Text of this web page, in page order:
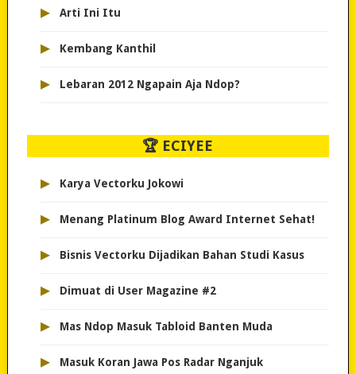
▸ Arti Ini Itu
▸ Kembang Kanthil
▸ Lebaran 2012 Ngapain Aja Ndop?
🏆 ECIYEE
▸ Karya Vectorku Jokowi
▸ Menang Platinum Blog Award Internet Sehat!
▸ Bisnis Vectorku Dijadikan Bahan Studi Kasus
▸ Dimuat di User Magazine #2
▸ Mas Ndop Masuk Tabloid Banten Muda
▸ Masuk Koran Jawa Pos Radar Nganjuk